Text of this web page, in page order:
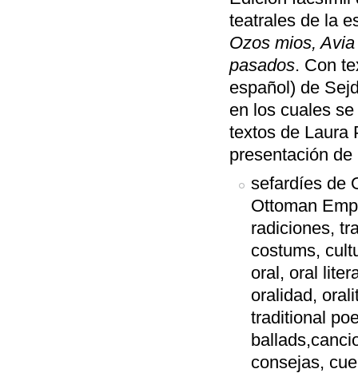
teatrales de la
Ozos mios,
pasados. Con
español) de
en los cuales
textos de Laura
presentación
sefardíes de
Ottoman
radiciones,
costums,
oral, oral
oralidad,
traditional
consejas,